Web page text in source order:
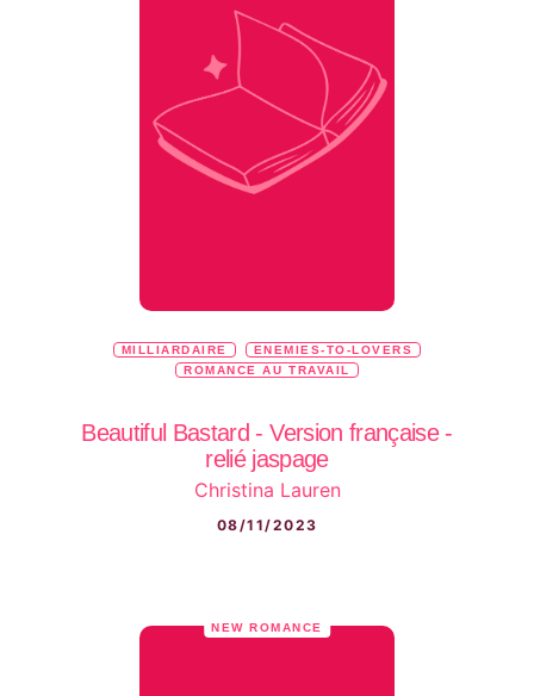
MILLIARDAIRE
ENEMIES-TO-LOVERS
ROMANCE AU TRAVAIL
Beautiful Bastard - Version française -
relié jaspage
Christina Lauren
08/11/2023
NEW ROMANCE